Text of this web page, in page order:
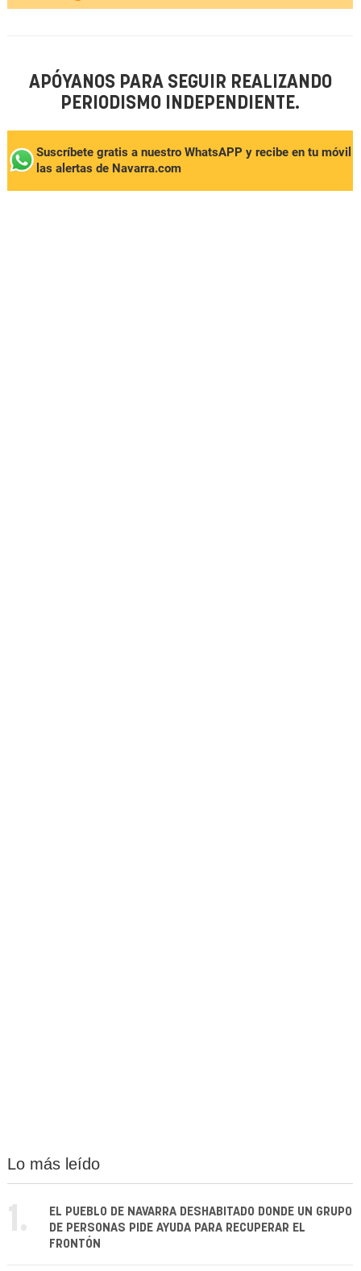
APÓYANOS PARA SEGUIR REALIZANDO
PERIODISMO INDEPENDIENTE.
Suscríbete gratis a nuestro WhatsAPP y recibe en tu móvil
las alertas de Navarra.com
Lo más leído
1.
EL PUEBLO DE NAVARRA DESHABITADO DONDE UN GRUPO
DE PERSONAS PIDE AYUDA PARA RECUPERAR EL
FRONTÓN